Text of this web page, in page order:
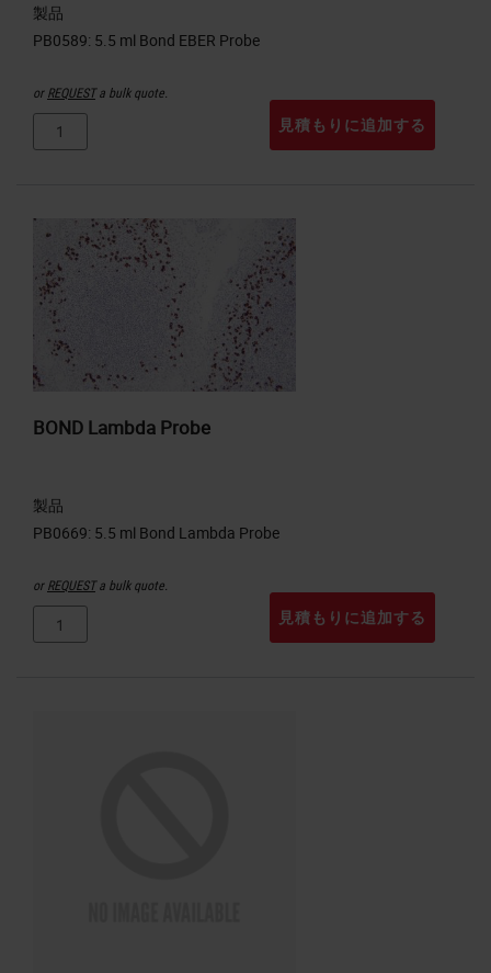
製品
orREQUESTa bulk quote.
見積もりに追加する
BOND Lambda Probe
製品
orREQUESTa bulk quote.
見積もりに追加する